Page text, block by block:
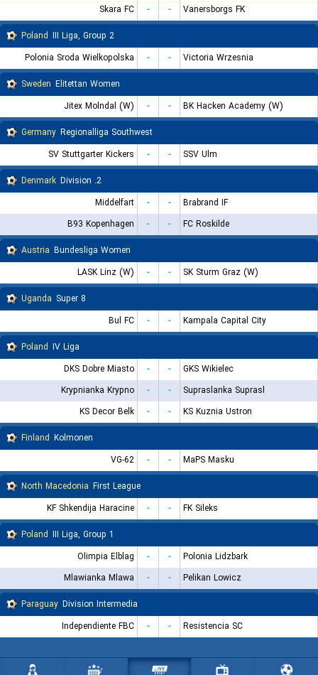
Skara FC
- -
Vanersborgs FK
Poland III Liga, Group 2
Polonia Sroda Wielkopolska
- -
Victoria Wrzesnia
Sweden Elitettan Women
Jitex Molndal (W)
- -
BK Hacken Academy (W)
Germany Regionalliga Southwest
SV Stuttgarter Kickers
- -
SSV Ulm
Denmark
2. Division
Middelfart
- -
Brabrand IF
B93 Kopenhagen
- -
FC Roskilde
Austria Bundesliga Women
LASK Linz (W)
- -
SK Sturm Graz (W)
Uganda Super 8
Bul FC
- -
Kampala Capital City
Poland IV Liga
DKS Dobre Miasto
- -
GKS Wikielec
Krypnianka Krypno
- -
Supraslanka Suprasl
KS Decor Belk
- -
KS Kuznia Ustron
Finland Kolmonen
VG-62
- -
MaPS Masku
North Macedonia First League
KF Shkendija Haracine
- -
FK Sileks
Poland III Liga, Group 1
Olimpia Elblag
- -
Polonia Lidzbark
Mlawianka Mlawa
- -
Pelikan Lowicz
Paraguay Division Intermedia
Independiente FBC
- - Resistencia SC